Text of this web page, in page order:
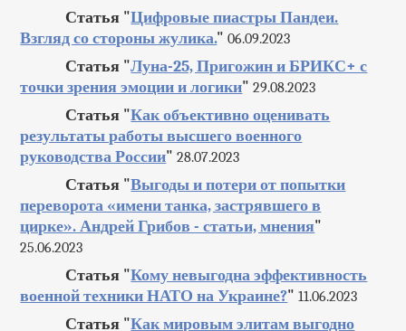
Статья "Цифровые пиастры Пандеи.
Взгляд со стороны жулика." 06.09.2023
Статья "Луна-25, Пригожин и БРИКС+ с
точки зрения эмоции и логики" 29.08.2023
Статья "Как объективно оценивать
результаты работы высшего военного
руководства России" 28.07.2023
Статья "Выгоды и потери от попытки
переворота «имени танка, застрявшего в
цирке». Андрей Грибов - статьи, мнения"
25.06.2023
Статья "Кому невыгодна эффективность
военной техники НАТО на Украине?" 11.06.2023
Статья "Как мировым элитам выгодно